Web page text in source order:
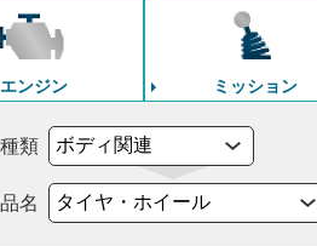
エンジン ミッション
類
名